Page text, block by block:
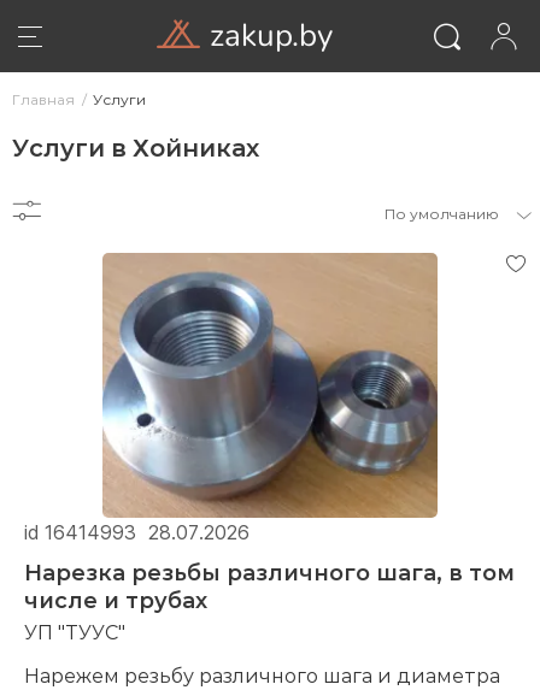
zakup.by
Главная Услуги
Услуги в Хойниках
По умолчанию
id 16414993 28.07.2026
Нарезка резьбы различного шага, в том
числе и трубах
УП "ТУУС"
Нарежем резьбу различного шага и диаметра